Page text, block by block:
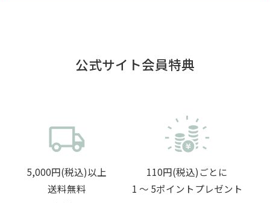
公式サイト会員特典
5,000円(税込)以上
送料無料
110円(税込)ごとに
1 〜 5ポイントプレゼント